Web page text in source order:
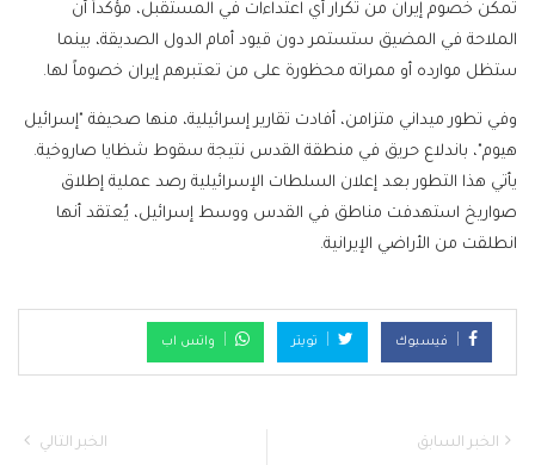
تمكن خصوم إيران من تكرار أي اعتداءات في المستقبل، مؤكداً أن
الملاحة في المضيق ستستمر دون قيود أمام الدول الصديقة، بينما
ستظل موارده أو ممراته محظورة على من تعتبرهم إيران خصوماً لها.
وفي تطور ميداني متزامن، أفادت تقارير إسرائيلية، منها صحيفة "إسرائيل
هيوم"، باندلاع حريق في منطقة القدس نتيجة سقوط شظايا صاروخية.
يأتي هذا التطور بعد إعلان السلطات الإسرائيلية رصد عملية إطلاق
صواريخ استهدفت مناطق في القدس ووسط إسرائيل، يُعتقد أنها
انطلقت من الأراضي الإيرانية.
فيسبوك تويتر واتس اب
الخبر السابق الخبر التالي